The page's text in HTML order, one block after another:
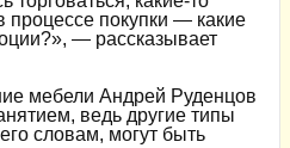
процессе покупки — какие
— рассказывает
мебели Андрей Руденцов
ведь другие типы
словам, могут быть